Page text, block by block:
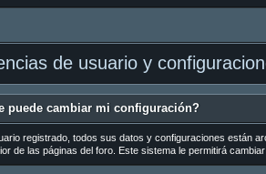
de usuario y
puede cambiar mi configuración?
registrado, todos sus datos y configuraciones están
de las páginas del foro. Este sistema le permitirá